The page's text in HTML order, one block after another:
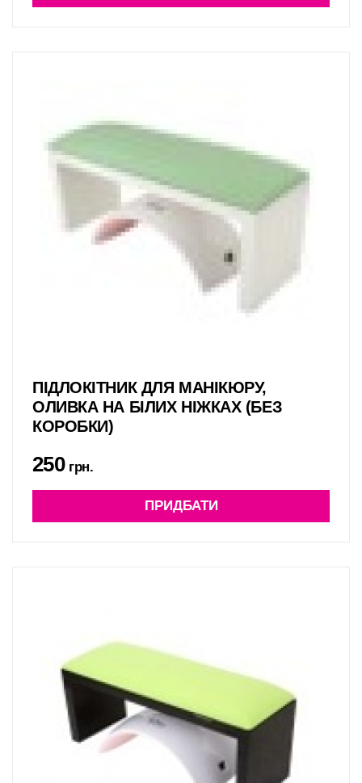
ПІДЛОКІТНИК ДЛЯ МАНІКЮРУ,
ОЛИВКА НА БІЛИХ НІЖКАХ (БЕЗ
КОРОБКИ)
250грн.
ПРИДБАТИ